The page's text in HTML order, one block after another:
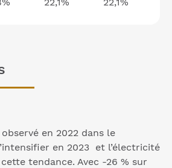
en 2022 dans le
en 2023 et l’électricité
tendance. Avec -26 % sur